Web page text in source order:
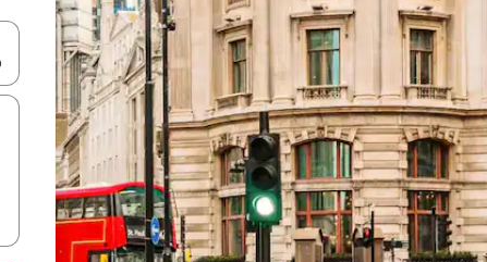
och nedåtpilarna eller utforska genom att trycka eller svepa.